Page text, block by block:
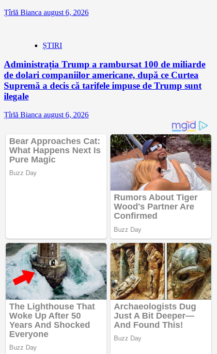
Țîrlă Bianca august 6, 2026
ȘTIRI
Administrația Trump a rambursat 100 de miliarde
de dolari companiilor americane, după ce Curtea
Supremă a decis că tarifele impuse de Trump sunt
ilegale
Țîrlă Bianca august 6, 2026